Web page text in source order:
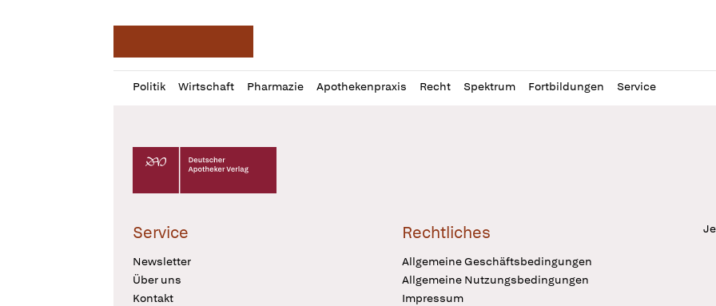
Politik Wirtschaft Pharmazie Apothekenpraxis Recht Spektrum Fortbildungen Service
Profil
öffnen
Daz
Pur
Deutscher Apotheker Verlag Logo
Service
Newsletter
Über uns
Kontakt
Rechtliches
Allgemeine Geschäftsbedingungen
Allgemeine Nutzungsbedingungen
Impressum